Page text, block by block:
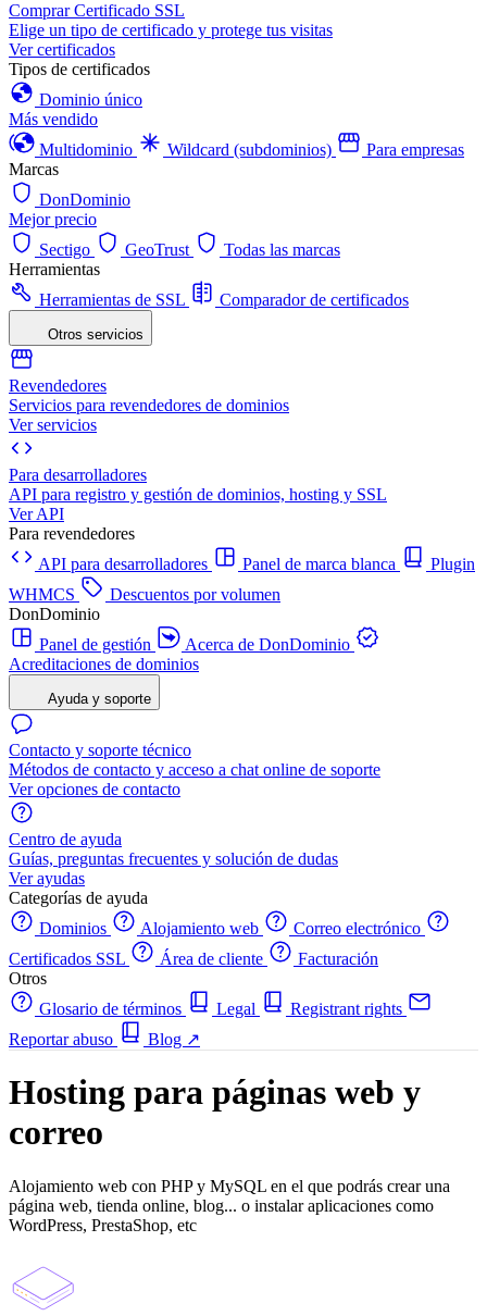
Comprar Certificado SSL
Elige un tipo de certificado y protege tus visitas
Ver certificados
Tipos de certificados
Dominio único
Más vendido
Multidominio
Wildcard (subdominios)
Para empresas
Marcas
DonDominio
Mejor precio
Sectigo
GeoTrust
Todas las marcas
Herramientas
Herramientas de SSL
Comparador de certificados
Otros servicios
Revendedores
Servicios para revendedores de dominios
Ver servicios
Para desarrolladores
API para registro y gestión de dominios, hosting y SSL
Ver API
Para revendedores
API para desarrolladores
Panel de marca blanca
Plugin
WHMCS
Descuentos por volumen
DonDominio
Panel de gestión
Acerca de DonDominio
Acreditaciones de dominios
Ayuda y soporte
Contacto y soporte técnico
Métodos de contacto y acceso a chat online de soporte
Ver opciones de contacto
Centro de ayuda
Guías, preguntas frecuentes y solución de dudas
Ver ayudas
Categorías de ayuda
Dominios
Alojamiento web
Correo electrónico
Certificados SSL
Área de cliente
Facturación
Otros
Glosario de términos
Legal
Registrant rights
Reportar abuso
Blog ↗
Hosting para páginas web y
correo
Alojamiento web con PHP y MySQL en el que podrás crear una
página web, tienda online, blog... o instalar aplicaciones como
WordPress, PrestaShop, etc